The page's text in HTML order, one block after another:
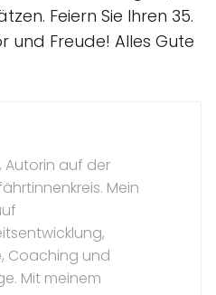
Feiern Sie Ihren 35.
Freude! Alles Gute
Autorin auf der
Mein
Coaching und
Mit meinem